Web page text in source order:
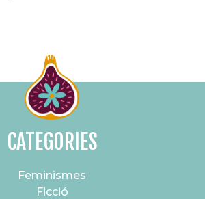
CATEGORIES
Feminismes
Ficció